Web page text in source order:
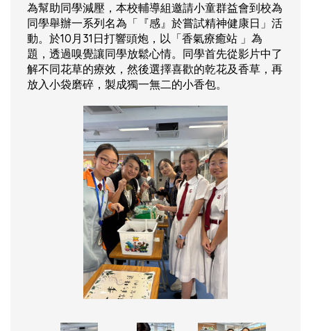
為幫助同學減壓，本校輔導組邀請小童群益會到校為
同學舉辦一系列名為「『感』於嘗試精神健康日」活
動。於10月31日打響頭炮，以「香氣療癒站 」為
題，透過嗅覺讓同學放鬆心情。同學首先從影片中了
解不同花草的療效，然後選擇喜歡的乾花及香草，再
放入小袋磨碎，製成獨一無二的小香包。